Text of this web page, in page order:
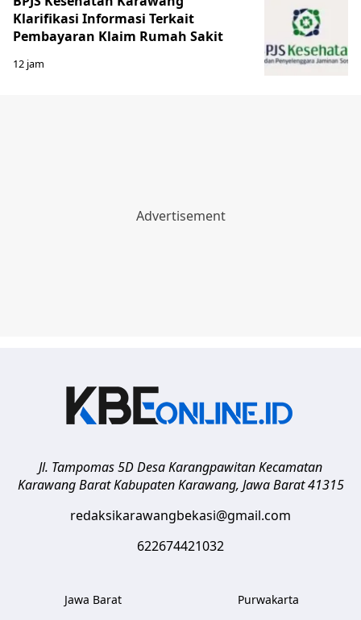
Klarifikasi Informasi Terkait
Pembayaran Klaim Rumah Sakit
12 jam
Jl. Tampomas 5D Desa Karangpawitan Kecamatan
Karawang Barat Kabupaten Karawang, Jawa Barat 41315
redaksikarawangbekasi@gmail.com
622674421032
Jawa Barat
Purwakarta